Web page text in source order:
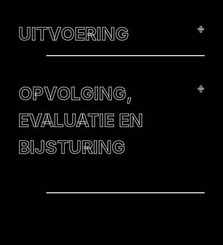
UITVOERING +
OPVOLGING,
EVALUATIE EN
BIJSTURING
+